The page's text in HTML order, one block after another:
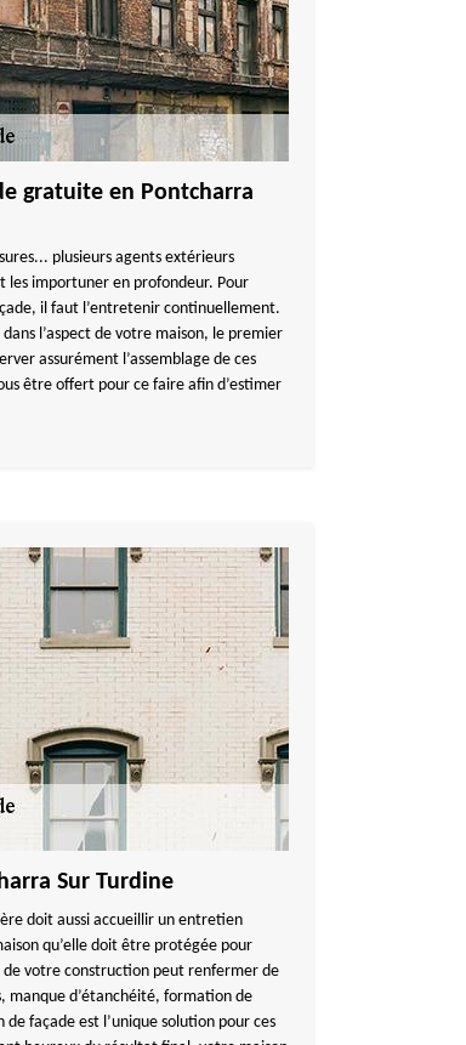
gratuite en Pontcharra
plusieurs agents extérieurs
les importuner en profondeur. Pour
il faut l’entretenir continuellement.
l’aspect de votre maison, le premier
assurément l’assemblage de ces
être offert pour ce faire afin d’estimer
Sur Turdine
doit aussi accueillir un entretien
qu’elle doit être protégée pour
votre construction peut renfermer de
manque d’étanchéité, formation de
façade est l’unique solution pour ces